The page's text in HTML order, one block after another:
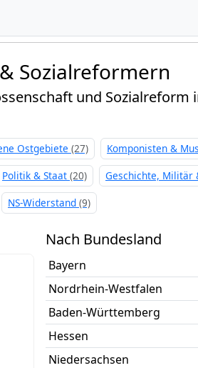
Sozialreformern
und Sozialreform
Ostgebiete (27) Komponisten &
Politik & Staat (20) Geschichte, Militär
NS-Widerstand (9)
Nach Bundesland
Bayern
Nordrhein-Westfalen
Baden-Württemberg
Hessen
Niedersachsen